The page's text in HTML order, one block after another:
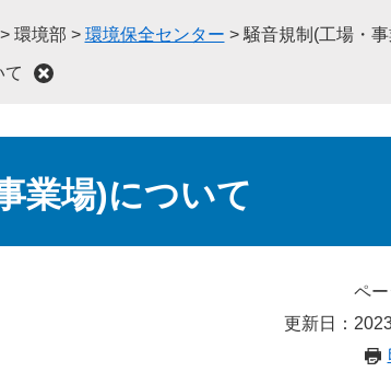
> 環境部 > 環境保全センター > 騒音規制(工場・
て
業場)について
ペ
更新日：